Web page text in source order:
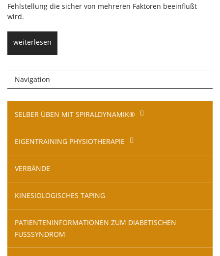
Fehlstellung die sicher von mehreren Faktoren beeinflußt
wird.
weiterlesen
Navigation
überspringen
SELBER ÜBEN MIT SPIRALDYNAMIK®
EIGENTRAINING PHYSIOTHERAPIE
VERBÄNDE
KINESIOLOGISCHES TAPING
PATIENTENINFORMATIONEN ZUM DIABETISCHEN
FUSSSYNDROM